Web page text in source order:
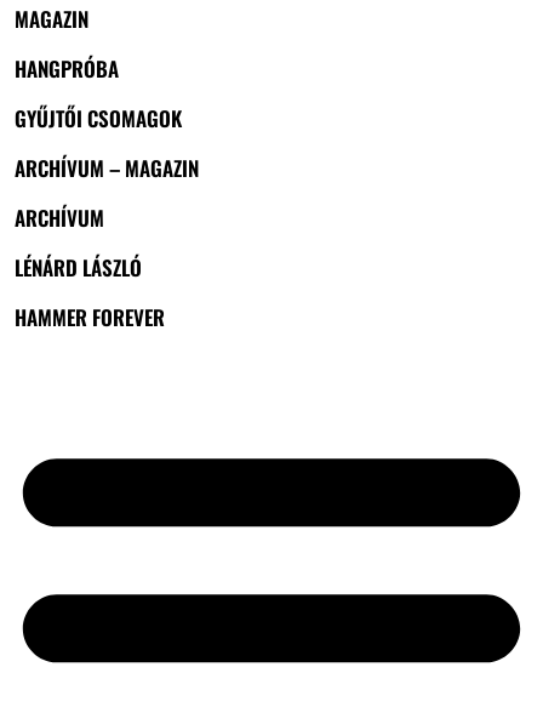
MAGAZIN
HANGPRÓBA
GYŰJTŐI CSOMAGOK
ARCHÍVUM – MAGAZIN
ARCHÍVUM
LÉNÁRD LÁSZLÓ
HAMMER FOREVER